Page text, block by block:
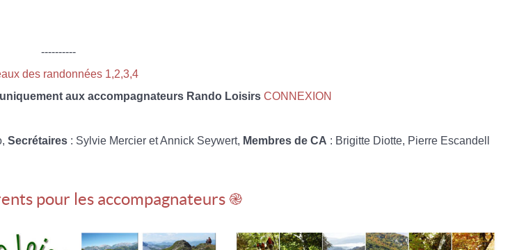
----------
des randonnées 1,2,3,4
aux accompagnateurs Rando Loisirs CONNEXION
Secrétaires : Sylvie Mercier et Annick Seywert, Membres de CA : Brigitte Diotte, Pierre Escandell
pour les accompagnateurs ֎